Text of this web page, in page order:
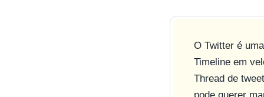
O Twitter é
Timeline em
Thread de